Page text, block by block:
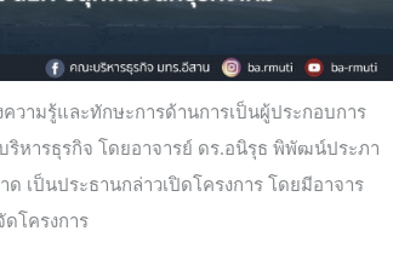
วามรู้และทักษะการด้านการเป็นผู้ประกอบการ
หารธุรกิจ โดยอาจารย์ ดร.อนิรุธ พิพัฒน์ประภา
ป็นประธานกล่าวเปิดโครงการ โดยมีอาจาร
โครงการ